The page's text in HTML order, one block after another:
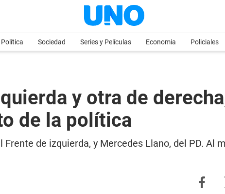
Política Sociedad Series y Películas Economia Policiales
y otra de
de la política
de izquierda, y Mercedes Llano, del PD. Al